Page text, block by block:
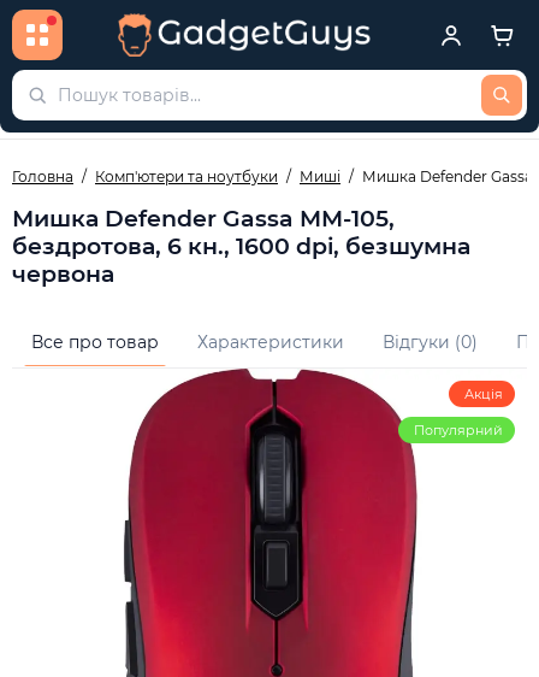
Головна Комп'ютери та ноутбуки Миші Мишка Defender Gassa
Мишка Defender Gassa MM-105,
бездротова, 6 кн., 1600 dpi, безшумна
червона
Все про товар Характеристики Відгуки (0)
Акція
Популярний